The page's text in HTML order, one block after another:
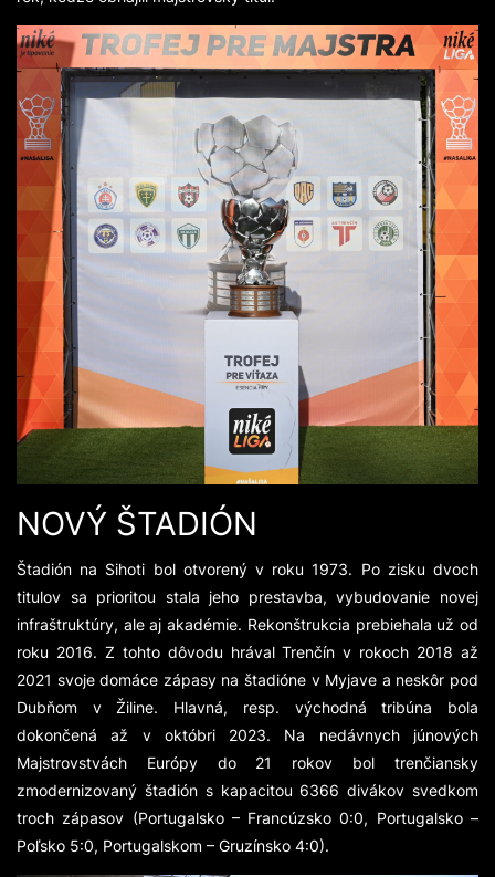
NOVÝ ŠTADIÓN
Štadión na Sihoti bol otvorený v roku 1973. Po zisku dvoch
titulov sa prioritou stala jeho prestavba, vybudovanie novej
infraštruktúry, ale aj akadémie. Rekonštrukcia prebiehala už od
roku 2016. Z tohto dôvodu hrával Trenčín v rokoch 2018 až
2021 svoje domáce zápasy na štadióne v Myjave a neskôr pod
Dubňom v Žiline. Hlavná, resp. východná tribúna bola
dokončená až v októbri 2023. Na nedávnych júnových
Majstrovstvách Európy do 21 rokov bol trenčiansky
zmodernizovaný štadión s kapacitou 6366 divákov svedkom
troch zápasov (Portugalsko – Francúzsko 0:0, Portugalsko –
Poľsko 5:0, Portugalskom – Gruzínsko 4:0).